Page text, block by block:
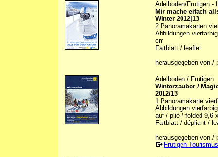
Adelboden/Frutigen -
Mir mache eifach
Winter 2012|13
2 Panoramakarten
Abbildungen
cm
Faltblatt / leaflet
herausgegeben von /
Adelboden / Frutigen
Winterzauber /
2012/13
1 Panoramakarte
Abbildungen
auf / plié / folded 9,6
Faltblatt / dépliant /
herausgegeben von
Frutigen Tourismus